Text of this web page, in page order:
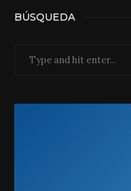
BÚSQUEDA